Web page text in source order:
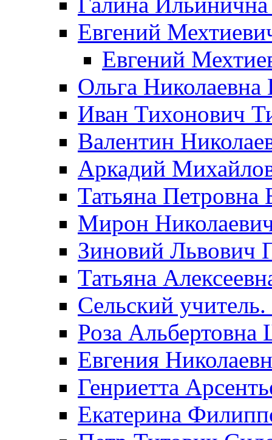
Евгений
Евгений
Ольга Николаевна
Иван Тихонович
Валентин
Аркадий
Татьяна Петровна
Мирон
Зиновий Львович
Татьяна
Сельский
Роза
Евгения
Генриетта
Екатерина